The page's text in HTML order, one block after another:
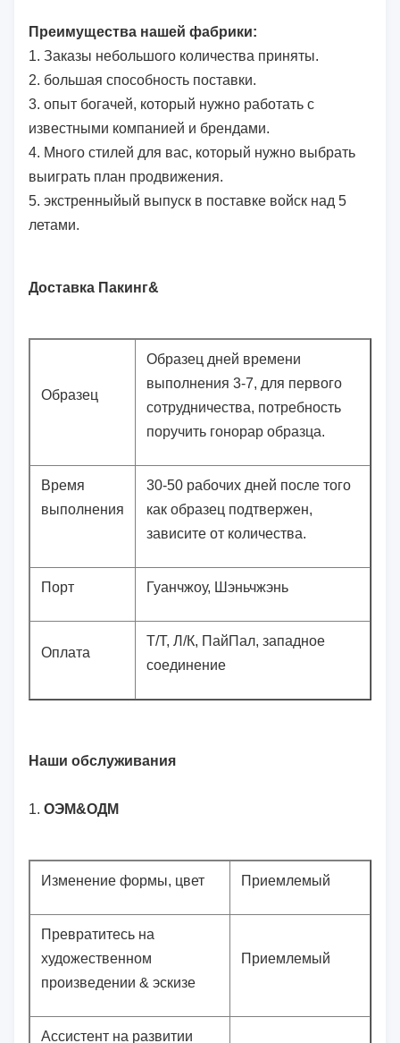
Преимущества нашей фабрики:
1. Заказы небольшого количества приняты.
2. большая способность поставки.
3. опыт богачей, который нужно работать с
известными компанией и брендами.
4. Много стилей для вас, который нужно выбрать
выиграть план продвижения.
5. экстренныйый выпуск в поставке войск над 5
летами.
Доставка Пакинг&
Образец
Образец дней времени
выполнения 3-7, для первого
сотрудничества, потребность
поручить гонорар образца.
Время
выполнения
30-50 рабочих дней после того
как образец подтвержен,
зависите от количества.
Порт Гуанчжоу, Шэньчжэнь
Оплата
Т/Т, Л/К, ПайПал, западное
соединение
Наши обслуживания
1. ОЭМ&ОДМ
Изменение формы, цвет Приемлемый
Превратитесь на
художественном
произведении & эскизе
Приемлемый
Ассистент на развитии